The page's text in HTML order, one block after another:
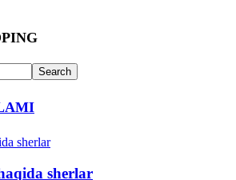
sherlar